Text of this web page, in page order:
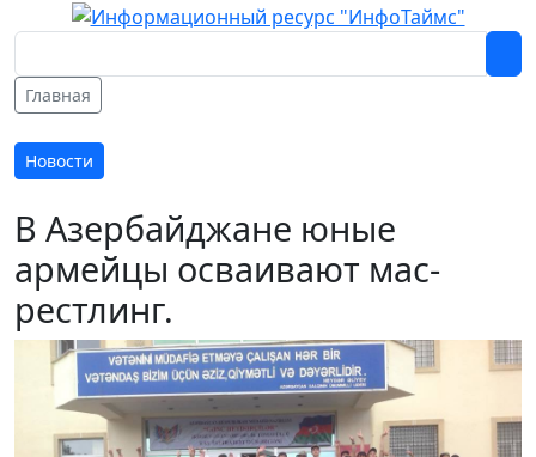
Главная
Новости
В Азербайджане юные
армейцы осваивают мас-
рестлинг.